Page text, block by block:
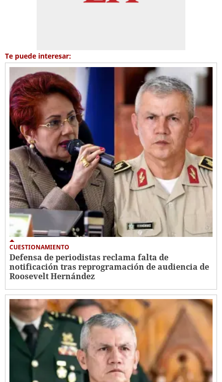
Te puede interesar:
CUESTIONAMIENTO
Defensa de periodistas reclama falta de
notificación tras reprogramación de audiencia de
Roosevelt Hernández